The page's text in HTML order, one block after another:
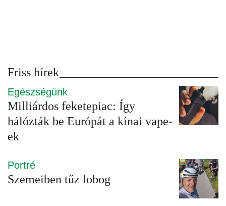
Friss hírek
Egészségünk
Milliárdos feketepiac: Így
hálózták be Európát a kínai vape-
ek
Portré
Szemeiben tűz lobog